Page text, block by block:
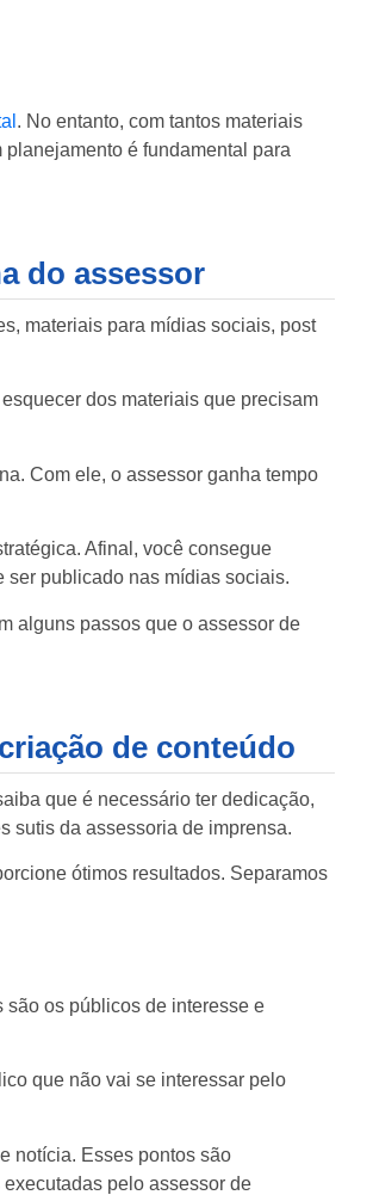
. No entanto, com tantos materiais
é fundamental para
do assessor
materiais para mídias sociais, post
dos materiais que precisam
Com ele, o assessor ganha tempo
Afinal, você consegue
ser publicado nas mídias sociais.
alguns passos que o assessor de
de conteúdo
que é necessário ter dedicação,
sutis da assessoria de imprensa.
ótimos resultados. Separamos
os públicos de interesse e
que não vai se interessar pelo
notícia. Esses pontos são
pelo assessor de